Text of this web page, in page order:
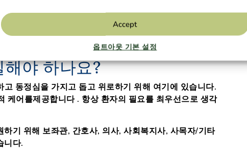
Accept
옵트아웃 기본 설정
야 하나요?
고 동정심을 가지고 돕고 위로하기 위해 여기에 있습니다.
케어를제공합니다 . 항상 환자의 필요를 최우선으로 생각
기 위해 보좌관, 간호사, 의사, 사회복지사, 사목자/기타
니다.